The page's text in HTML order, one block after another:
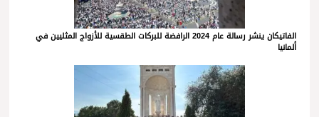
الفاتيكان ينشر رسالة عام 2024 الرافضة للبركات الطقسية للأزواج المثليين في
ألمانيا